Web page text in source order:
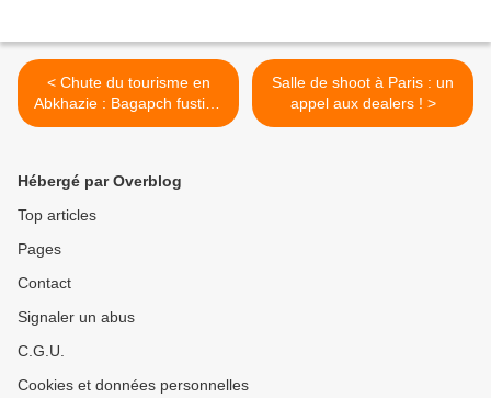
< Chute du tourisme en
Abkhazie : Bagapch fustige
les accusations de Tbilissi
Salle de shoot à Paris : un
appel aux dealers ! >
Hébergé par Overblog
Top articles
Pages
Contact
Signaler un abus
C.G.U.
Cookies et données personnelles